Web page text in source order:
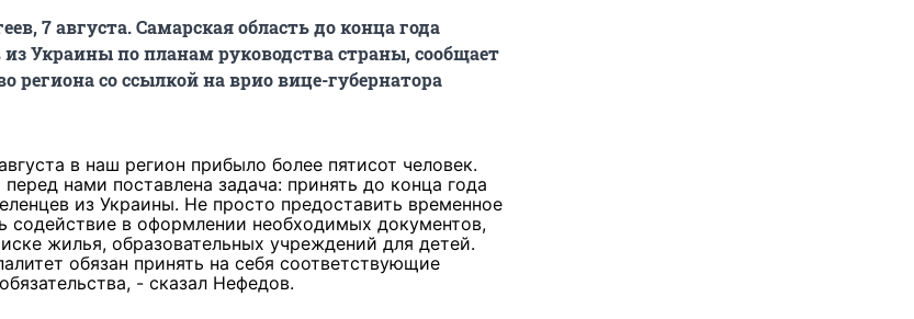
7 августа. Самарская область до конца года
Украины по планам руководства страны, сообщает
региона со ссылкой на врио вице-губернатора
в наш регион прибыло более пятисот человек.
нами поставлена задача: принять до конца года
из Украины. Не просто предоставить временное
содействие в оформлении необходимых документов,
жилья, образовательных учреждений для детей.
обязан принять на себя соответствующие
обязательства, - сказал Нефедов.